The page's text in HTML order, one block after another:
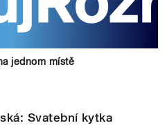
jednom místě
Svatební kytka